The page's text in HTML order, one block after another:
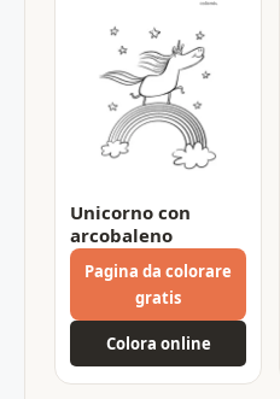
Unicorno con
arcobaleno
Pagina da colorare
gratis
Colora online